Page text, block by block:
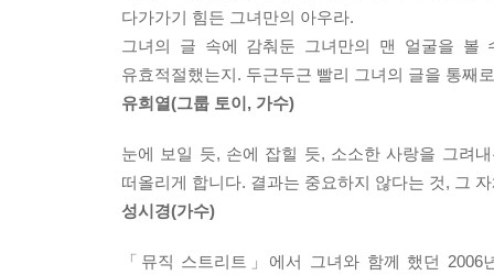
못했던 자신을 다시 쓸쓸하게 만듭니다. --- 「우리
사랑이 충분히 만족스럽다면 그 사랑에 대한 이야
사람들이 언제 가장 사랑을 많이 이야기할까요?
없기 때문에
사랑에 대해 말할 것이 없습니다.
사랑에 대해 생각하기 시작한 순간 사랑의 순수한
사랑이 아직 오지 않은 사람에게는 사랑을 부르는
사랑을 잃고 절망한 사람에게는 다시 한 번 사랑을
사랑이 제대로 된 것이었다면 이별은 힘들 수
있을까?”, “내가 했던 건 사랑이었을까?”, “그는
‘전 남자친구와 항상 떡볶이를 먹었던 기억을 여
자주 갔던 햄버거 가게에 매일같이 들르는 남자
게릴라 같은 몇 번의 가슴 아픈 사랑이 지나갔다
그리고 사랑 없이는 실망으로 가득 찬 이 세상
다가가기 힘든 그녀만의 아우라.
그녀의 글 속에 감춰둔 그녀만의 맨 얼굴을 볼
유효적절했는지. 두근두근 빨리 그녀의 글을 통째
유희열(그룹 토이, 가수)
눈에 보일 듯, 손에 잡힐 듯, 소소한 사랑을 그려
떠올리게 합니다. 결과는 중요하지 않다는 것, 그
성시경(가수)
「뮤직 스트리트」에서 그녀와 함께 했던